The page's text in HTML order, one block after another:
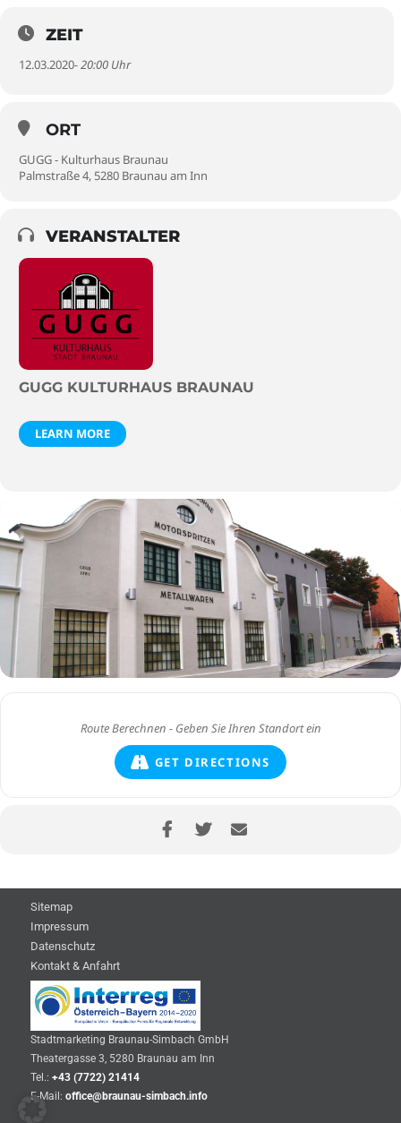
ZEIT
12.03.2020- 20:00 Uhr
ORT
GUGG - Kulturhaus Braunau
Palmstraße 4, 5280 Braunau am Inn
VERANSTALTER
GUGG KULTURHAUS BRAUNAU
LEARN MORE
GET DIRECTIONS
Sitemap
Impressum
Datenschutz
Kontakt & Anfahrt
Stadtmarketing Braunau-Simbach GmbH
Theatergasse 3, 5280 Braunau am Inn
Tel.: +43 (7722) 21414
E-Mail: office@braunau-simbach.info